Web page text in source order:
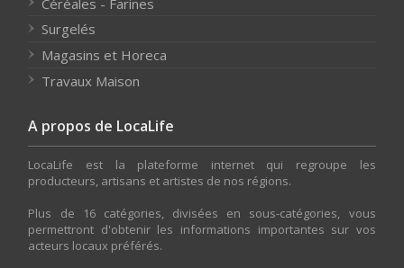
Surgelés
Magasins et Horeca
Travaux Maison
A propos de LocaLife
LocaLife est la plateforme internet qui regroupe les
producteurs, artisans et artistes de nos régions.
Plus de 16 catégories, divisées en sous-catégories, vous
permettront d'obtenir les informations importantes sur vos
acteurs locaux préférés.